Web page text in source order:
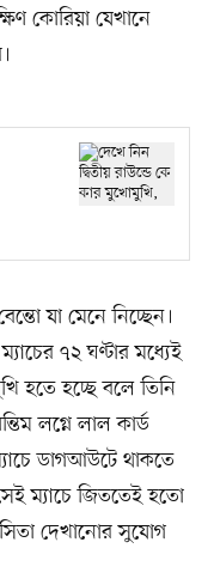
কোরিয়া যেখানে
যা মেনে নিচ্ছেন।
৭২ ঘণ্টার মধ্যেই
হতে হচ্ছে বলে তিনি
লগ্নে লাল কার্ড
ডাগআউটে থাকতে
ম্যাচে জিততেই হতো
দেখানোর সুযোগ